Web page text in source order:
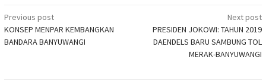
Post
navigation
Previous post
KONSEP MENPAR KEMBANGKAN
BANDARA BANYUWANGI
Next post
PRESIDEN JOKOWI: TAHUN 2019
DAENDELS BARU SAMBUNG TOL
MERAK-BANYUWANGI